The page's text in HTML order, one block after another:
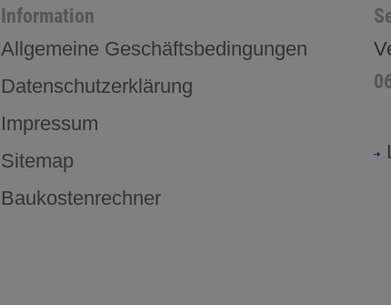
Information
Allgemeine Geschäftsbedingungen
Datenschutzerklärung
Impressum
Sitemap
Baukostenrechner